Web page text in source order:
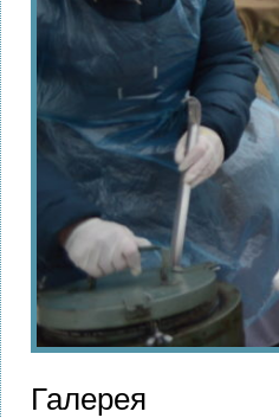
Галерея